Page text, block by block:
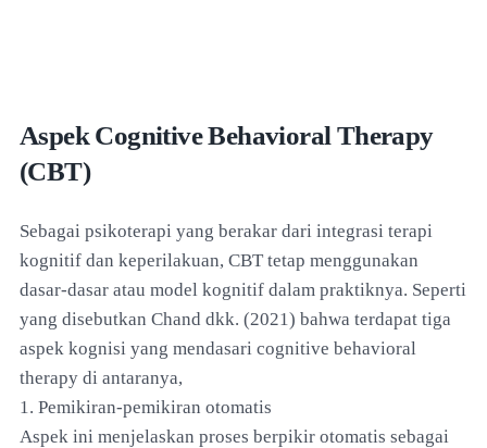
Aspek Cognitive Behavioral Therapy
(CBT)
Sebagai psikoterapi yang berakar dari integrasi terapi
kognitif dan keperilakuan, CBT tetap menggunakan
dasar-dasar atau model kognitif dalam praktiknya. Seperti
yang disebutkan Chand dkk. (2021) bahwa terdapat tiga
aspek kognisi yang mendasari cognitive behavioral
therapy di antaranya,
1. Pemikiran-pemikiran otomatis
Aspek ini menjelaskan proses berpikir otomatis sebagai